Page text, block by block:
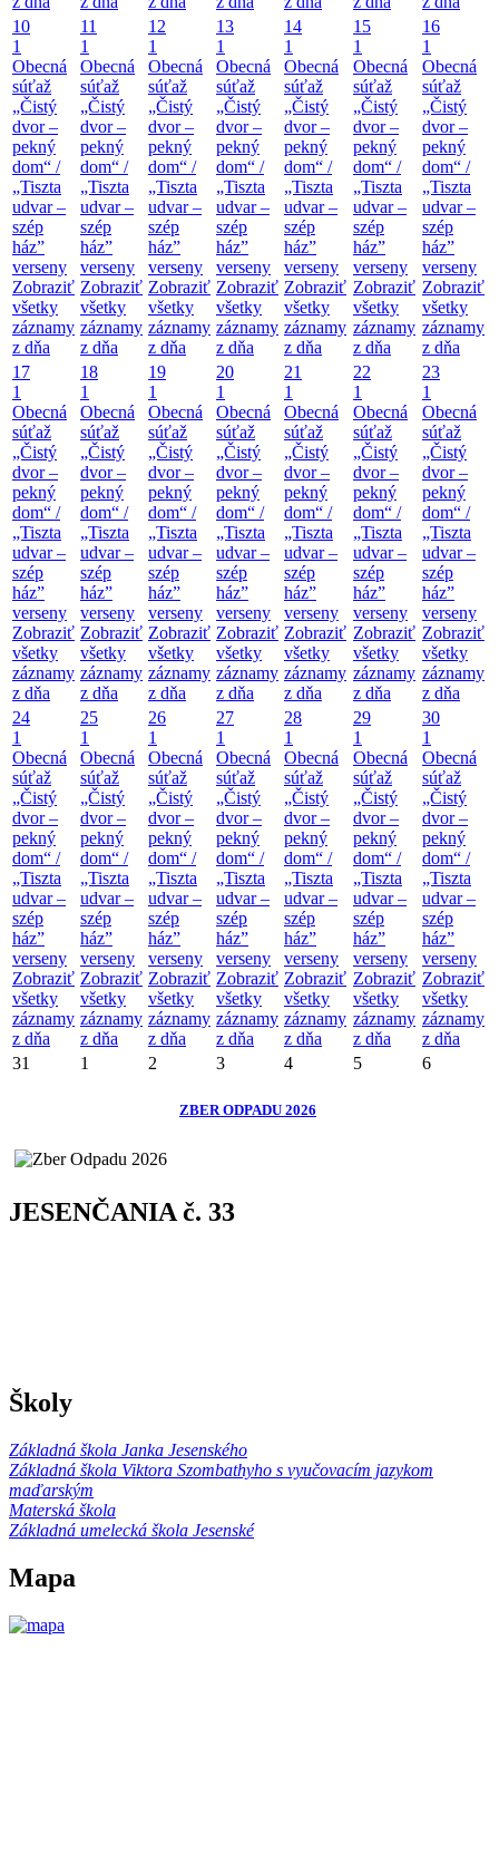
10
1
Obecná
súťaž
„Čistý
dvor –
pekný
dom“ /
„Tiszta
udvar –
szép
ház”
verseny
Zobraziť
všetky
záznamy
z dňa
11
1
Obecná
súťaž
„Čistý
dvor –
pekný
dom“ /
„Tiszta
udvar –
szép
ház”
verseny
Zobraziť
všetky
záznamy
z dňa
12
1
Obecná
súťaž
„Čistý
dvor –
pekný
dom“ /
„Tiszta
udvar –
szép
ház”
verseny
Zobraziť
všetky
záznamy
z dňa
13
1
Obecná
súťaž
„Čistý
dvor –
pekný
dom“ /
„Tiszta
udvar –
szép
ház”
verseny
Zobraziť
všetky
záznamy
z dňa
14
1
Obecná
súťaž
„Čistý
dvor –
pekný
dom“ /
„Tiszta
udvar –
szép
ház”
verseny
Zobraziť
všetky
záznamy
z dňa
15
1
Obecná
súťaž
„Čistý
dvor –
pekný
dom“ /
„Tiszta
udvar –
szép
ház”
verseny
Zobraziť
všetky
záznamy
z dňa
16
1
Obecná
súťaž
„Čistý
dvor –
pekný
dom“ /
„Tiszta
udvar –
szép
ház”
verseny
Zobraziť
všetky
záznamy
z dňa
17
1
Obecná
súťaž
„Čistý
dvor –
pekný
dom“ /
„Tiszta
udvar –
szép
ház”
verseny
Zobraziť
všetky
záznamy
z dňa
18
1
Obecná
súťaž
„Čistý
dvor –
pekný
dom“ /
„Tiszta
udvar –
szép
ház”
verseny
Zobraziť
všetky
záznamy
z dňa
19
1
Obecná
súťaž
„Čistý
dvor –
pekný
dom“ /
„Tiszta
udvar –
szép
ház”
verseny
Zobraziť
všetky
záznamy
z dňa
20
1
Obecná
súťaž
„Čistý
dvor –
pekný
dom“ /
„Tiszta
udvar –
szép
ház”
verseny
Zobraziť
všetky
záznamy
z dňa
21
1
Obecná
súťaž
„Čistý
dvor –
pekný
dom“ /
„Tiszta
udvar –
szép
ház”
verseny
Zobraziť
všetky
záznamy
z dňa
22
1
Obecná
súťaž
„Čistý
dvor –
pekný
dom“ /
„Tiszta
udvar –
szép
ház”
verseny
Zobraziť
všetky
záznamy
z dňa
23
1
Obecná
súťaž
„Čistý
dvor –
pekný
dom“ /
„Tiszta
udvar –
szép
ház”
verseny
Zobraziť
všetky
záznamy
z dňa
24
1
Obecná
súťaž
„Čistý
dvor –
pekný
dom“ /
„Tiszta
udvar –
szép
ház”
verseny
Zobraziť
všetky
záznamy
z dňa
25
1
Obecná
súťaž
„Čistý
dvor –
pekný
dom“ /
„Tiszta
udvar –
szép
ház”
verseny
Zobraziť
všetky
záznamy
z dňa
26
1
Obecná
súťaž
„Čistý
dvor –
pekný
dom“ /
„Tiszta
udvar –
szép
ház”
verseny
Zobraziť
všetky
záznamy
z dňa
27
1
Obecná
súťaž
„Čistý
dvor –
pekný
dom“ /
„Tiszta
udvar –
szép
ház”
verseny
Zobraziť
všetky
záznamy
z dňa
28
1
Obecná
súťaž
„Čistý
dvor –
pekný
dom“ /
„Tiszta
udvar –
szép
ház”
verseny
Zobraziť
všetky
záznamy
z dňa
29
1
Obecná
súťaž
„Čistý
dvor –
pekný
dom“ /
„Tiszta
udvar –
szép
ház”
verseny
Zobraziť
všetky
záznamy
z dňa
30
1
Obecná
súťaž
„Čistý
dvor –
pekný
dom“ /
„Tiszta
udvar –
szép
ház”
verseny
Zobraziť
všetky
záznamy
z dňa
31
1 2 3 4 5 6
ZBER ODPADU 2026
JESENČANIA č. 33
Školy
Základná škola Janka Jesenského
Základná škola Viktora Szombathyho s vyučovacím jazykom
maďarským
Materská škola
Základná umelecká škola Jesenské
Mapa